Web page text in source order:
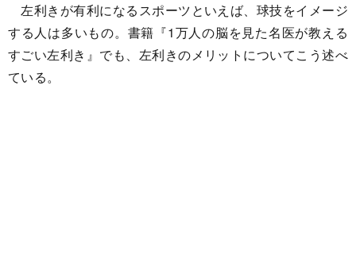
左利きが有利になるスポーツといえば、球技をイメージ
する人は多いもの。書籍『1万人の脳を見た名医が教える
すごい左利き』でも、左利きのメリットについてこう述べ
ている。